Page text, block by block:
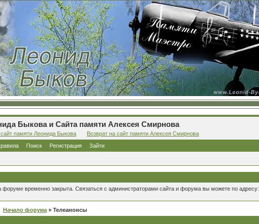
Быкова и Сайта памяти Алексея Смирнова
сайт памяти Леонида Быкова
Возврат на сайт памяти Алексея Смирнова
Поиск Регистрация Зайти
форуме временно закрыта. Связаться с администраторами сайта и форума вы можете по адресу:
Начало форума » Телеанонсы